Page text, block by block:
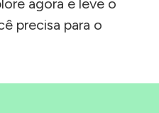
precisa para o